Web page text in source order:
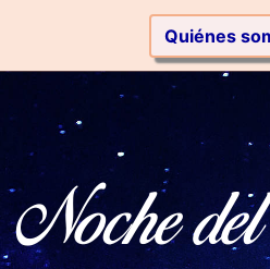
Quiénes
del